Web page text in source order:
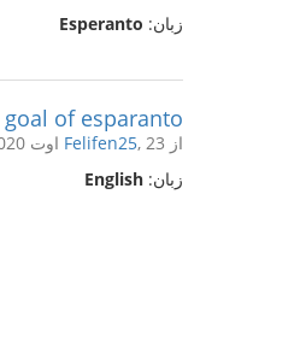
زبان: Esperanto
of esparanto?
از Felifen25, 23 اوت 2020
زبان: English